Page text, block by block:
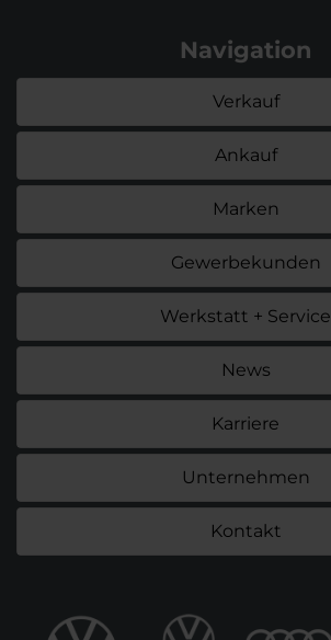
Navigation
Verkauf
Ankauf
Marken
Gewerbekunden
Werkstatt + Service
News
Karriere
Unternehmen
Kontakt